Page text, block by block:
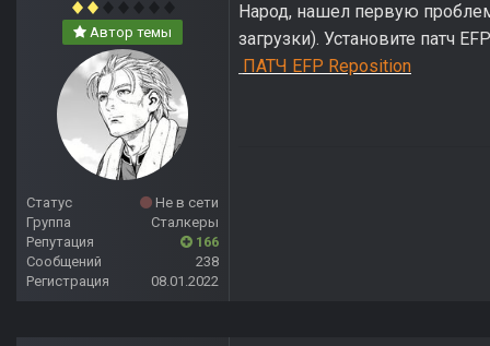
Автор темы
Статус
Не в сети
Группа
Сталкеры
Репутация
166
Сообщений
238
Регистрация
08.01.2022
Народ, нашел первую
загрузки). Установите патч
ПАТЧ EFP Reposition